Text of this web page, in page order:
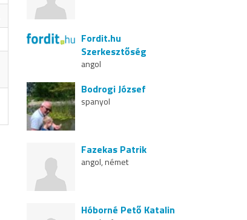
Fordit.hu
Szerkesztőség
angol
Bodrogi József
spanyol
Fazekas Patrik
angol, német
Hóborné Pető Katalin